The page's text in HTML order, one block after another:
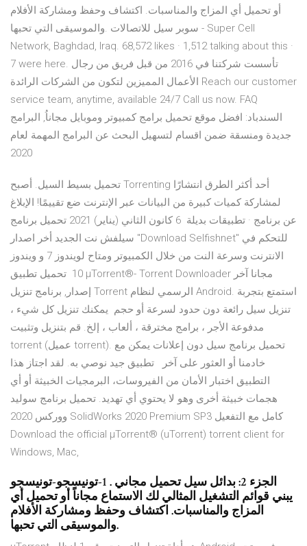
أو تحميل أي المزاج والمناسبات. اكتشاف وحفظ ومشاركة الأفلام
والموسيقى التي تحبها. ‎سوبر سيل للاتصالات - Super Cell
Network‎, Baghdad, Iraq. 68,572 likes · 1,512 talking about this ·
7 were here. ‎تأسست شركتنا في 2016 من قبل فريق من رجال
الأعمال المميزين لتكون من الشركات الرائدة Reach our customer
service team, anytime, available 24/7 Call us now. FAQ
السندباد: افضل موقع تحميل برامج كمبيوتر وموبايل مجاناُ, البرامج
جديدة ومنسقة ضمن اقسام لتسهيل البحث عن البرامج المهمة لعام
2020
تحميل بسيط السيل. أصبح Torrenting أحد أكثر الطرق انتشارًا
لمشاركة كميات كبيرة من البيانات عبر الإنترنت ضع تقييمًا! الإبلاغ
عن برنامج · تطبيقات بديلة 6 كانون الثاني (يناير) 2021 تحميل برنامج
سيلفش نت الجديد أخر اصدار "Download Selfishnet" للتحكم في
الانترنت وسرعة النت من خلال الكمبيوتر ومتاح لويندوز 7 و ويندوز
10 تحميل تطبيق µTorrent®- Torrent Downloader مجانا آخر
إصدار, برنامج تنزيل Torrent الرسمي لنظام Android. استمتع بتجربة
تنزيل سيل رائعة دون حدود لسرعة أو حجم يمكنك تنزيل كل شيء ،
مدفوعة الأجر ، برامج مخترقة ، ألعاب ، إلخ. قم بتنزيل وتثبيت
torrent (عميل torrent). تحميل برنامج سيل دون إعلانات يمكن مع
خادمنا أو العثور على آخر تطبيق جيد نوصي به. لقد اجتاز هذا
التطبيق اختبار الأمان من الفيروسات، البرمجيات الخبيثة أو أي
هجمات خبيثة أخرى وهو لا يحتوي أي تهديد. تحميل برنامج سوليد
ووركس 2020 SolidWorks 2020 Premium SP3 كامل مع التفعيل
Download the official µTorrent® (uTorrent) torrent client for
Windows, Mac,
الجزء 2: بدائل سيل تحميل مجاني . 1-تونيسجو-تونيسجو
يبني قوائم التشغيل المثالي لك الاستماع مجاناً أو تحميل أي
المزاج والمناسبات. اكتشاف وحفظ ومشاركة الأفلام
والموسيقى التي تحبها.